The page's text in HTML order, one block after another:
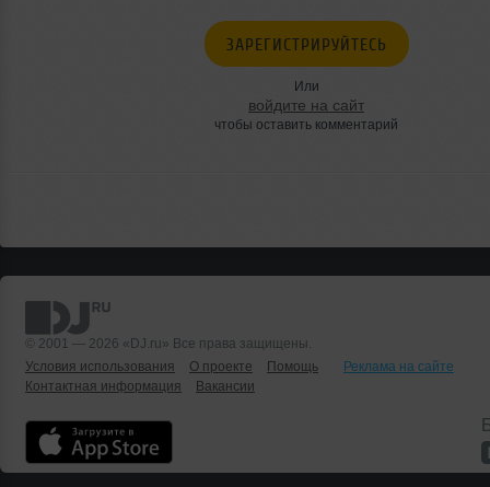
ЗАРЕГИСТРИРУЙТЕСЬ
Или
войдите на сайт
чтобы оставить комментарий
© 2001 — 2026 «DJ.ru» Все права защищены.
Условия использования
О проекте Помощь
Реклама на сайте
Контактная информация
Вакансии